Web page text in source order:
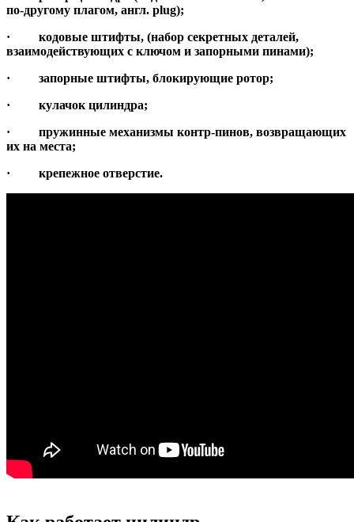
по-другому плагом, англ. plug);
· кодовые штифты, (набор секретных деталей,
взаимодействующих с ключом и запорными пинами);
· запорные штифты, блокирующие ротор;
· кулачок цилиндра;
· пружинные механизмы контр-пинов, возвращающих
их на места;
· крепежное отверстие.